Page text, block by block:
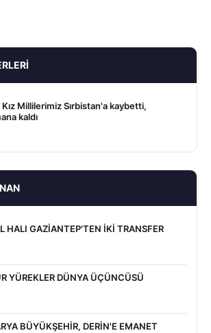
Millilerimiz Sırbistan'a kaybetti,
kaldı
HALI GAZİANTEP'TEN İKİ TRANSFER
YÜREKLER DÜNYA ÜÇÜNCÜSÜ
BÜYÜKŞEHİR, DERİN'E EMANET